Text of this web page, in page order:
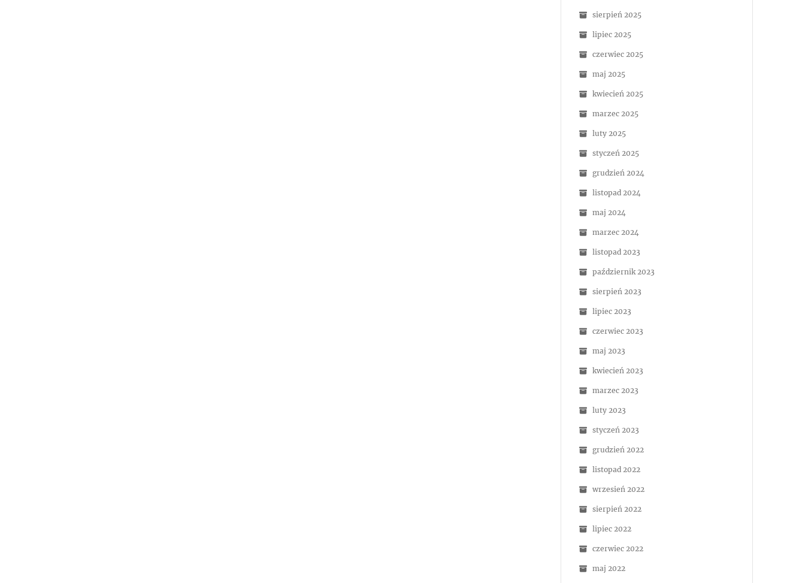
sierpień 2025
lipiec 2025
czerwiec 2025
maj 2025
kwiecień 2025
marzec 2025
luty 2025
styczeń 2025
grudzień 2024
listopad 2024
maj 2024
marzec 2024
listopad 2023
październik 2023
sierpień 2023
lipiec 2023
czerwiec 2023
maj 2023
kwiecień 2023
marzec 2023
luty 2023
styczeń 2023
grudzień 2022
listopad 2022
wrzesień 2022
sierpień 2022
lipiec 2022
czerwiec 2022
maj 2022